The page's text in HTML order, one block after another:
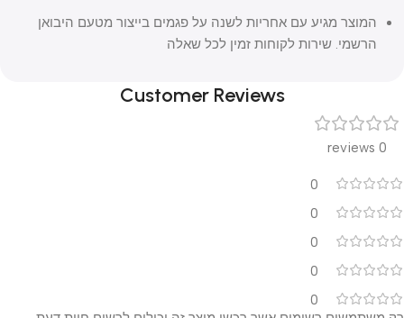
המוצר מגיע עם אחריות לשנה על פגמים בייצור מטעם היבואן
הרשמי. שירות לקוחות זמין לכל שאלה
Customer Reviews
0 reviews
0
0
0
0
0